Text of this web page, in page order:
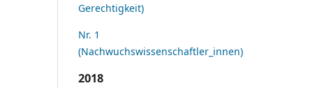
Gerechtigkeit)
Nr. 1
(Nachwuchswissenschaftler_innen)
2018